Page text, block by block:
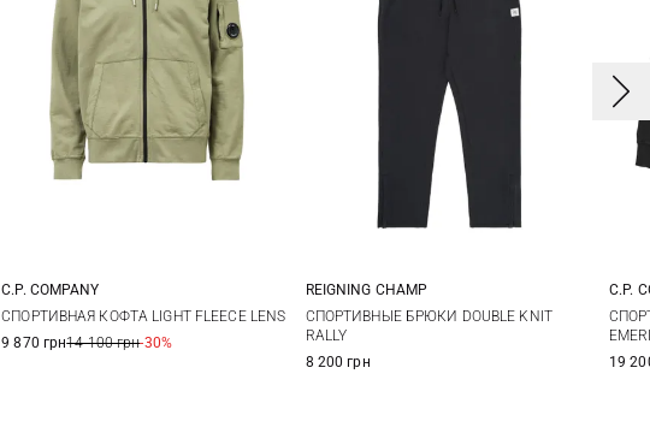
M L XL
C.P. COMPANY
СПОРТИВНАЯ КОФТА LIGHT FLEECE LENS
9 870 грн14 100 грн-30%
M L XL XXL
REIGNING CHAMP
СПОРТИВНЫЕ БРЮКИ DOUBLE KNIT
RALLY
8 200 грн
M
C.P.
19